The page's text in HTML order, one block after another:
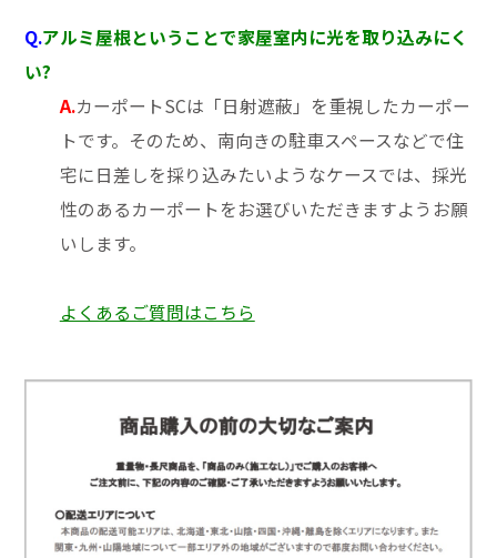
Q.アルミ屋根ということで家屋室内に光を取り込みにく
い?
A.カーポートSCは「日射遮蔽」を重視したカーポー
トです。そのため、南向きの駐車スペースなどで住
宅に日差しを採り込みたいようなケースでは、採光
性のあるカーポートをお選びいただきますようお願
いします。
よくあるご質問はこちら